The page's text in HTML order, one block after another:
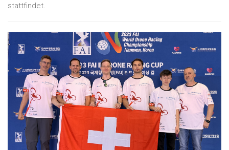
stattfindet.